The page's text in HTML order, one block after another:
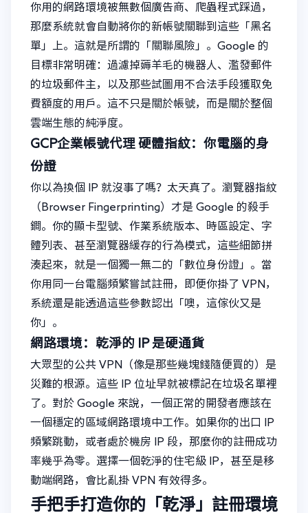
你用的網路環境被無數個廣告商、爬蟲程式踩過，
那麼系統就會自動將你的新帳號關聯到這些「黑名
單」上。這就是所謂的「關聯風險」。Google 的
目標非常明確：過濾掉薅羊毛的機器人、濫發郵件
的垃圾郵件主，以及那些試圖用不合法手段獲取免
費額度的用戶。這不只是關於帳號，而是關於整個
雲端生態的純淨度。
GCP企業帳號代理 硬體指紋：你電腦的身
份證
你以為換個 IP 就沒事了嗎？太天真了。瀏覽器指紋
（Browser Fingerprinting）才是 Google 的殺手
鐧。你的顯卡型號、作業系統版本、時區設定、字
體列表、甚至瀏覽器緩存的行為模式，這些細節拼
湊起來，就是一個獨一無二的「數位身份證」。當
你用同一台電腦頻繁嘗試註冊，即便你掛了 VPN，
系統還是能透過這些參數認出「噢，這傢伙又是
你」。
網路環境：乾淨的 IP 是硬通貨
大眾型的公共 VPN（像是那些幾塊錢隨便買的）是
災難的根源。這些 IP 位址早就被標記在垃圾名單裡
了。對於 Google 來說，一個正常的開發者應該在
一個穩定的區域網路環境中工作。如果你的出口 IP
頻繁跳動，或者處於機房 IP 段，那麼你的註冊成功
率幾乎為零。選擇一個乾淨的住宅級 IP，甚至是移
動端網路，會比亂掛 VPN 有效得多。
手把手打造你的「乾淨」註冊環境